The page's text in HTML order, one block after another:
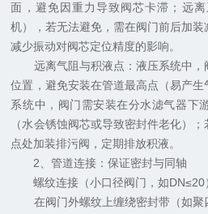
面，避免因重力导致阀芯卡滞；远
机），若无法避免，需在阀门前后加装
减少振动对阀芯定位精度的影响。
远离气阻与积液点：液压系统中，
位置，避免安装在管道最高点（易产
系统中，阀门需安装在分水滤气器下
（水会锈蚀阀芯或导致密封件老化）
点处加装排污阀，定期排放积液。
2、管道连接：保证密封与同轴
螺纹连接（小口径阀门，如DN≤20
在阀门外螺纹上缠绕密封带（如聚